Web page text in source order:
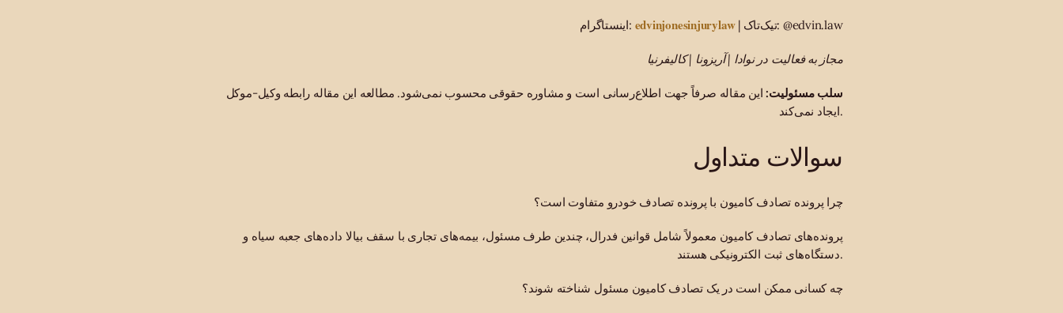
اینستاگرام: edvinjonesinjurylaw | تیک‌تاک: @edvin.law
مجاز به فعالیت در نوادا | آریزونا | کالیفرنیا
سلب مسئولیت:این مقاله صرفاً جهت اطلاع‌رسانی است و مشاوره حقوقی محسوب نمی‌شود. مطالعه این مقاله رابطه وکیل-موکل
ایجاد نمی‌کند.
سوالات متداول
چرا پرونده تصادف کامیون با پرونده تصادف خودرو متفاوت است؟
پرونده‌های تصادف کامیون معمولاً شامل قوانین فدرال، چندین طرف مسئول، بیمه‌های تجاری با سقف بیالا داده‌های جعبه سیاه و
دستگاه‌های ثبت الکترونیکی هستند.
چه کسانی ممکن است در یک تصادف کامیون مسئول شناخته شوند؟